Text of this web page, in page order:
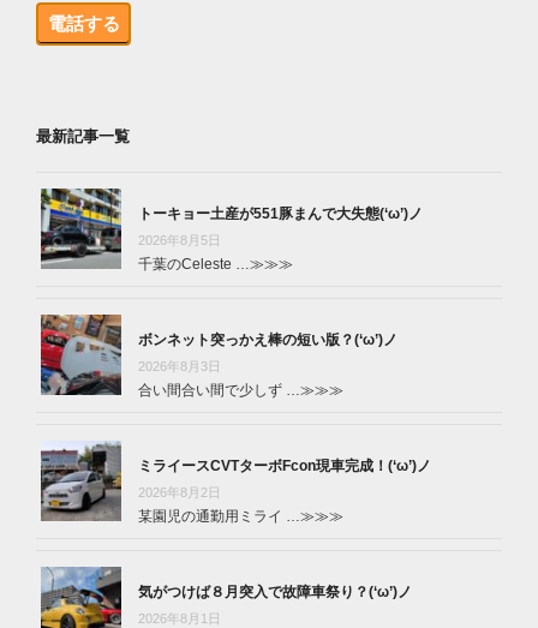
電話する
最新記事一覧
トーキョー土産が551豚まんで大失態(‘ω’)ノ
2026年8月5日
千葉のCeleste …≫≫≫
ボンネット突っかえ棒の短い版？(‘ω’)ノ
2026年8月3日
合い間合い間で少しず …≫≫≫
ミライースCVTターボFcon現車完成！(‘ω’)ノ
2026年8月2日
某園児の通勤用ミライ …≫≫≫
気がつけば８月突入で故障車祭り？(‘ω’)ノ
2026年8月1日